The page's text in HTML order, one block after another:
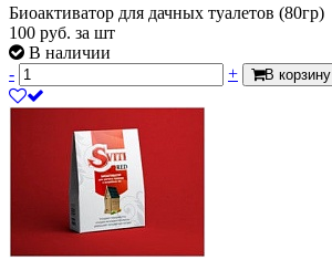
Биоактиватор для дачных туалетов (80гр)
100 руб. за шт
В наличии
-
+ В корзину